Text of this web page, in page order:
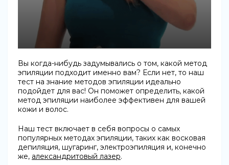
Вы когда-нибудь задумывались о том, какой метод
эпиляции подходит именно вам? Если нет, то наш
тест на знание методов эпиляции идеально
подойдет для вас! Он поможет определить, какой
метод эпиляции наиболее эффективен для вашей
кожи и волос.
Наш тест включает в себя вопросы о самых
популярных методах эпиляции, таких как восковая
депиляция, шугаринг, электроэпиляция и, конечно
же, александритовый лазер.